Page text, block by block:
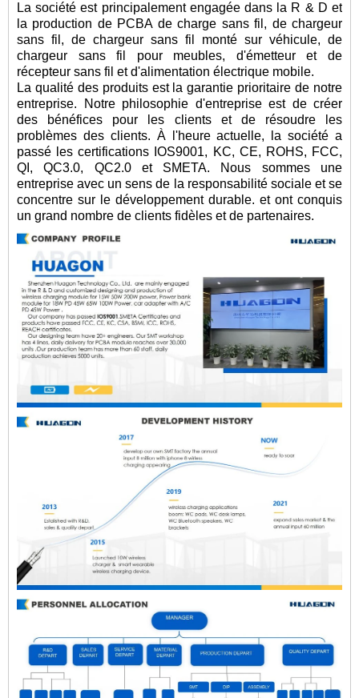
La société est principalement engagée dans la R & D et
la production de PCBA de charge sans fil, de chargeur
sans fil, de chargeur sans fil monté sur véhicule, de
chargeur sans fil pour meubles, d'émetteur et de
récepteur sans fil et d'alimentation électrique mobile.
La qualité des produits est la garantie prioritaire de notre
entreprise. Notre philosophie d'entreprise est de créer
des bénéfices pour les clients et de résoudre les
problèmes des clients. À l'heure actuelle, la société a
passé les certifications IOS9001, KC, CE, ROHS, FCC,
QI, QC3.0, QC2.0 et SMETA. Nous sommes une
entreprise avec un sens de la responsabilité sociale et se
concentre sur le développement durable. et ont conquis
un grand nombre de clients fidèles et de partenaires.